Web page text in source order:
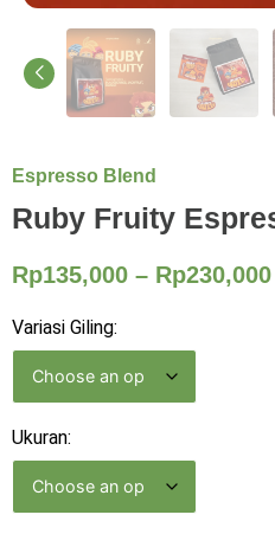
Espresso Blend
Ruby Fruity
Rp135,000 – Rp230,000
Variasi Giling:
Ukuran: